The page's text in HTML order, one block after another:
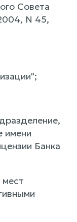
Совета
N 45,
имени
Банка
мест